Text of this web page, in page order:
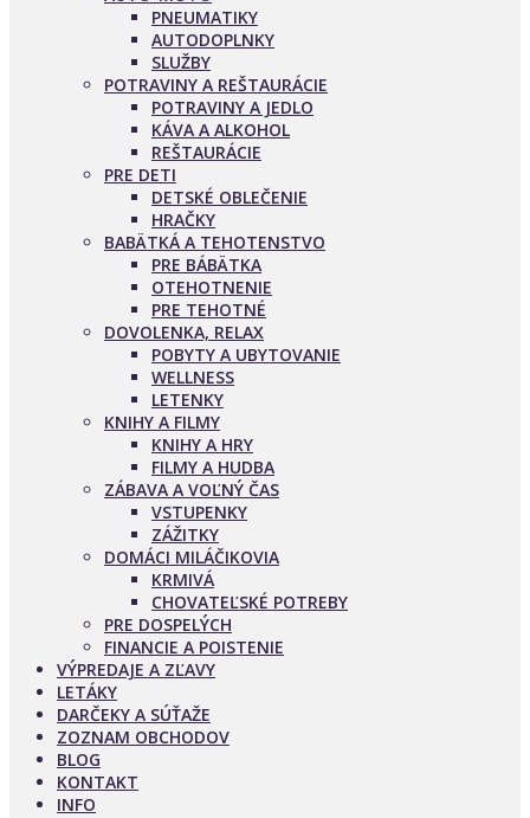
PNEUMATIKY
AUTODOPLNKY
SLUŽBY
POTRAVINY A REŠTAURÁCIE
POTRAVINY A JEDLO
KÁVA A ALKOHOL
REŠTAURÁCIE
PRE DETI
DETSKÉ OBLEČENIE
HRAČKY
BABÄTKÁ A TEHOTENSTVO
PRE BÁBÄTKA
OTEHOTNENIE
PRE TEHOTNÉ
DOVOLENKA, RELAX
POBYTY A UBYTOVANIE
WELLNESS
LETENKY
KNIHY A FILMY
KNIHY A HRY
FILMY A HUDBA
ZÁBAVA A VOĽNÝ ČAS
VSTUPENKY
ZÁŽITKY
DOMÁCI MILÁČIKOVIA
KRMIVÁ
CHOVATEĽSKÉ POTREBY
PRE DOSPELÝCH
FINANCIE A POISTENIE
VÝPREDAJE A ZĽAVY
LETÁKY
DARČEKY A SÚŤAŽE
ZOZNAM OBCHODOV
BLOG
KONTAKT
INFO